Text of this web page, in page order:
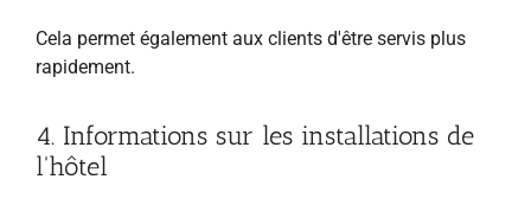
Cela permet également aux clients d'être servis plus
rapidement.
4. Informations sur les installations de
l'hôtel